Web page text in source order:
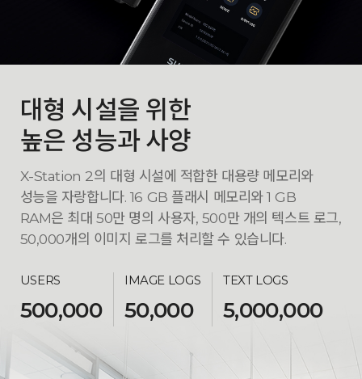
대형 시설을 위한
높은 성능과 사양
X-Station 2의 대형 시설에 적합한 대용량 메모리와
성능을 자랑합니다. 16 GB 플래시 메모리와 1 GB
RAM은 최대 50만 명의 사용자, 500만 개의 텍스트 로그,
50,000개의 이미지 로그를 처리할 수 있습니다.
USERS
500,000
IMAGE LOGS
50,000
TEXT LOGS
5,000,000